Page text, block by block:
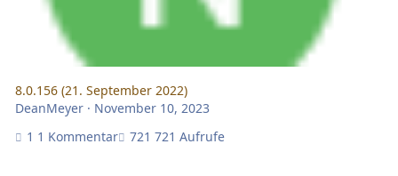
8.0.156 (21. September 2022)
DeanMeyer· November 10, 2023
1 Kommentar
721 Aufrufe